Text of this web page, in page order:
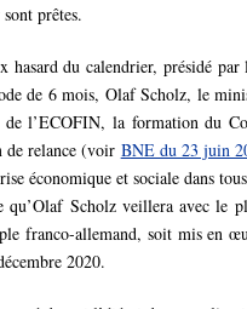
prêtes.
hasard du calendrier, présidé par
de 6 mois, Olaf Scholz, le
l’ECOFIN, la formation du
de relance (voir BNE du 23 juin
économique et sociale dans
qu’Olaf Scholz veillera avec le
franco-allemand, soit mis en
2020.